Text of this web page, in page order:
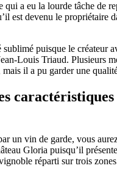
qui a eu la lourde tâche de
est devenu le propriétaire
puisque le créateur
Louis Triaud. Plusieurs
mais il a pu garder une
caractéristiques
un vin de garde, vous
Gloria puisqu’il
réparti sur trois